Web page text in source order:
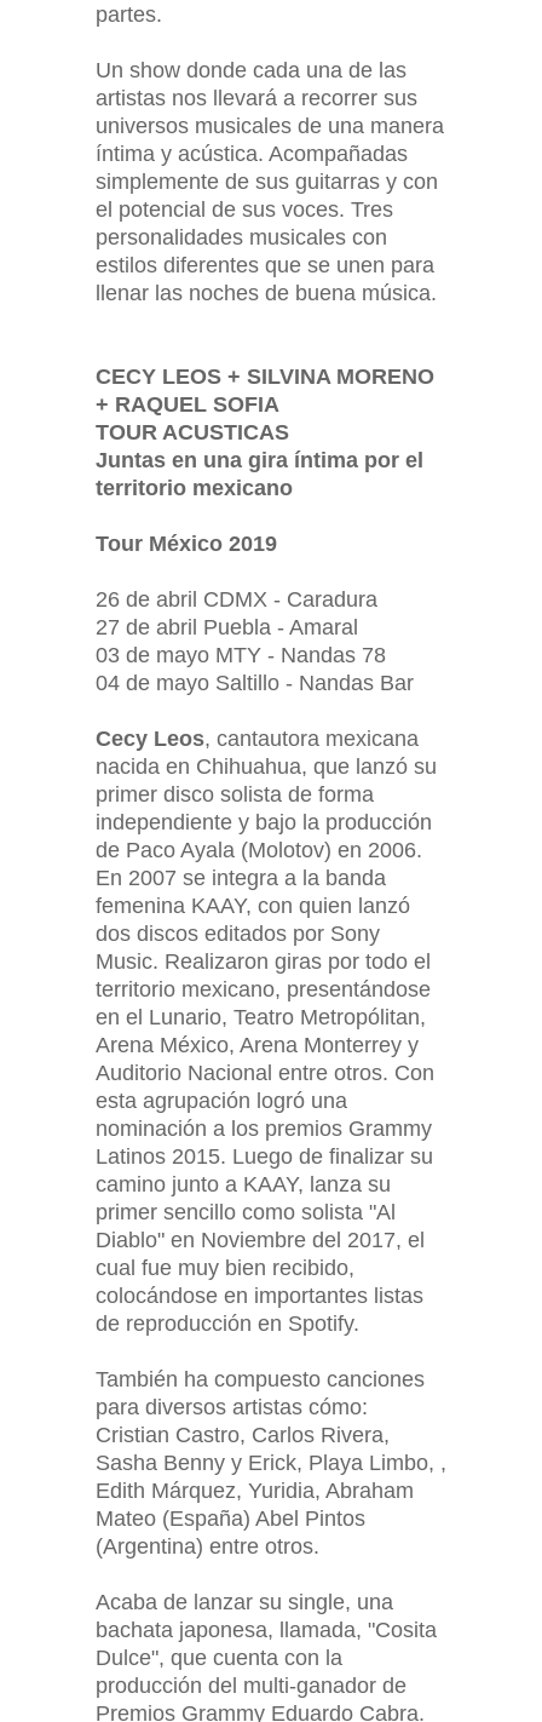
partes.
Un show donde cada una de las
artistas nos llevará a recorrer sus
universos musicales de una manera
íntima y acústica. Acompañadas
simplemente de sus guitarras y con
el potencial de sus voces. Tres
personalidades musicales con
estilos diferentes que se unen para
llenar las noches de buena música.
CECY LEOS + SILVINA MORENO
+ RAQUEL SOFIA
TOUR ACUSTICAS
Juntas en una gira íntima por el
territorio mexicano
Tour México 2019
26 de abril CDMX - Caradura
27 de abril Puebla - Amaral
03 de mayo MTY - Nandas 78
04 de mayo Saltillo - Nandas Bar
Cecy Leos, cantautora mexicana
nacida en Chihuahua, que lanzó su
primer disco solista de forma
independiente y bajo la producción
de Paco Ayala (Molotov) en 2006.
En 2007 se integra a la banda
femenina KAAY, con quien lanzó
dos discos editados por Sony
Music. Realizaron giras por todo el
territorio mexicano, presentándose
en el Lunario, Teatro Metropólitan,
Arena México, Arena Monterrey y
Auditorio Nacional entre otros. Con
esta agrupación logró una
nominación a los premios Grammy
Latinos 2015. Luego de finalizar su
camino junto a KAAY, lanza su
primer sencillo como solista "Al
Diablo" en Noviembre del 2017, el
cual fue muy bien recibido,
colocándose en importantes listas
de reproducción en Spotify.
También ha compuesto canciones
para diversos artistas cómo:
Cristian Castro, Carlos Rivera,
Sasha Benny y Erick, Playa Limbo, ,
Edith Márquez, Yuridia, Abraham
Mateo (España) Abel Pintos
(Argentina) entre otros.
Acaba de lanzar su single, una
bachata japonesa, llamada, "Cosita
Dulce", que cuenta con la
producción del multi-ganador de
Premios Grammy Eduardo Cabra.